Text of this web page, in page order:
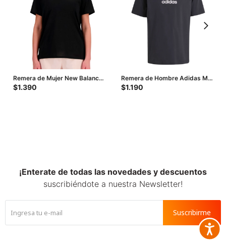
Remera de Mujer New Balance
Se Poly Kit - Negro
$1.390
Remera de Hombre Adidas M
Lin SJ - Negro - Blanco
$1.190
¡Enterate de todas las novedades y descuentos
suscribiéndote a nuestra Newsletter!
Suscribirme